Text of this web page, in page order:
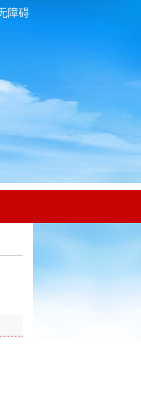
障碍